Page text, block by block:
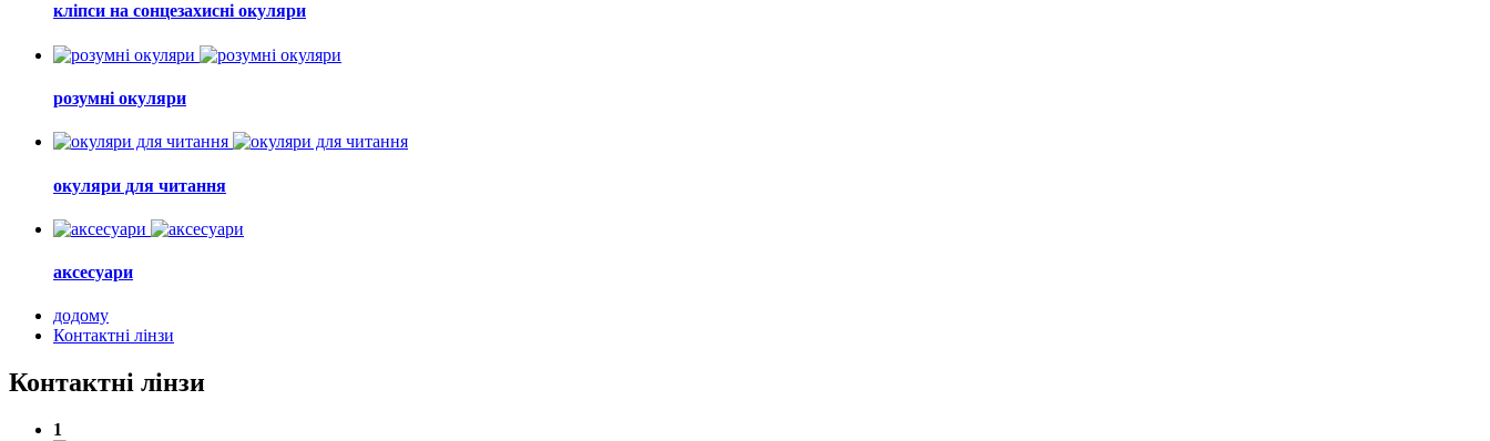
кліпси на сонцезахисні окуляри
розумні окуляри
окуляри для читання
аксесуари
додому
Контактні лінзи
Контактні лінзи
1